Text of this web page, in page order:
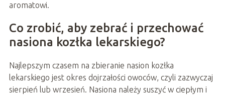
aromatowi.
Co zrobić, aby zebrać i przechować
nasiona kozłka lekarskiego?
Najlepszym czasem na zbieranie nasion kozłka
lekarskiego jest okres dojrzałości owoców, czyli zazwyczaj
sierpień lub wrzesień. Nasiona należy suszyć w ciepłym i